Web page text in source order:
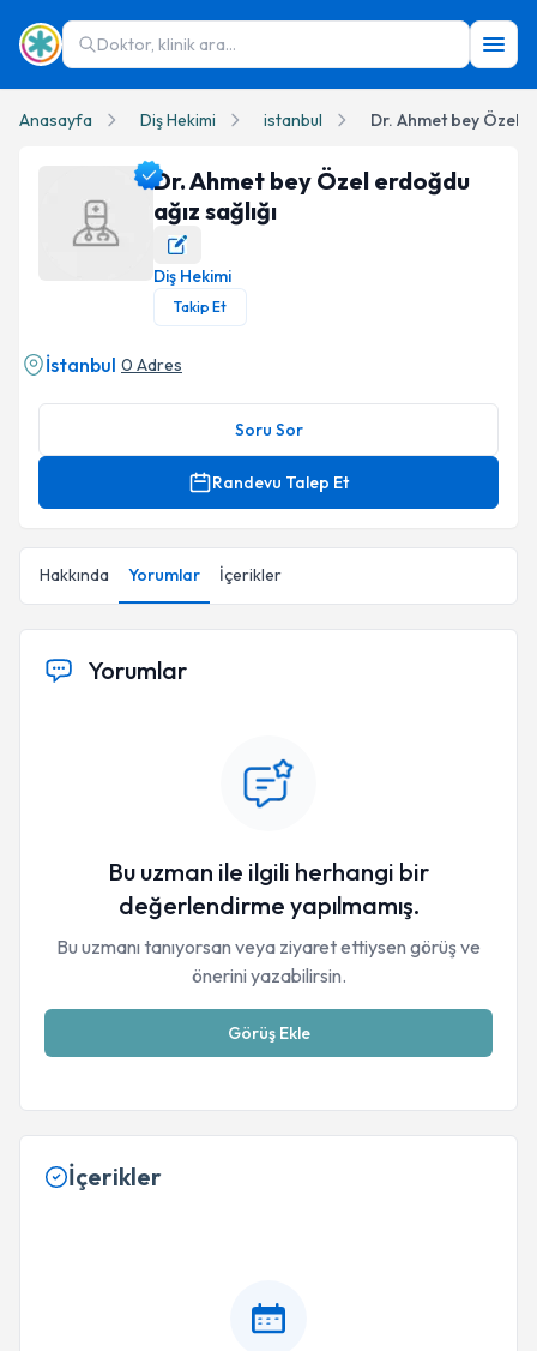
Doktor, klinik ara...
Anasayfa Diş Hekimi istanbul Dr. Ahmet bey Özel
Dr. Ahmet bey Özel erdoğdu ağız sağlığı Profil Fotoğrafı
Dr. Ahmet bey Özel erdoğdu
ağız sağlığı
Diş Hekimi
Takip Et
İstanbul 0 Adres
Soru Sor
Randevu Talep Et
Hakkında Yorumlar İçerikler
Yorumlar
Bu uzman ile ilgili herhangi bir
değerlendirme yapılmamış.
Bu uzmanı tanıyorsan veya ziyaret ettiysen görüş ve
önerini yazabilirsin.
Görüş Ekle
İçerikler